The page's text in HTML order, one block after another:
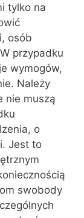
tylko na
osób
przypadku
wymogów,
Należy
nie muszą
o
Jest to
swobody